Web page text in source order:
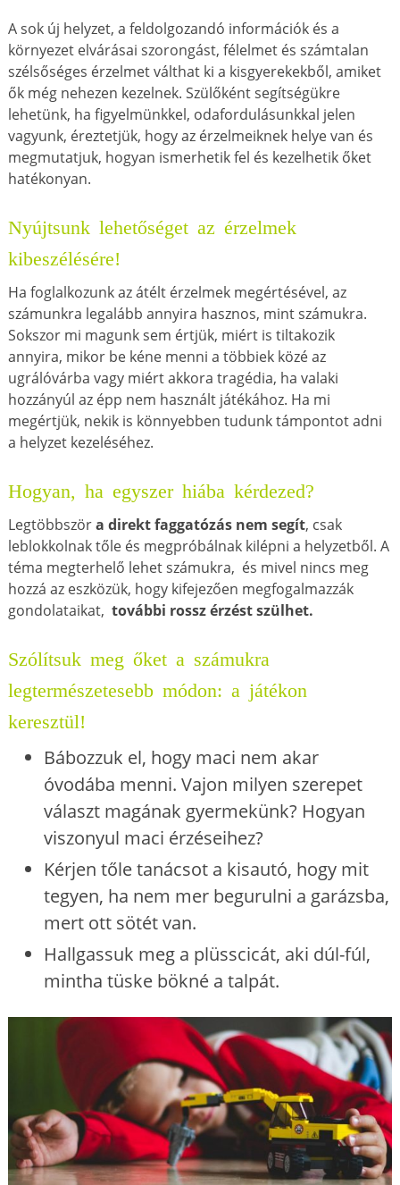
A sok új helyzet, a feldolgozandó információk és a
környezet elvárásai szorongást, félelmet és számtalan
szélsőséges érzelmet válthat ki a kisgyerekekből, amiket
ők még nehezen kezelnek. Szülőként segítségükre
lehetünk, ha figyelmünkkel, odafordulásunkkal jelen
vagyunk, éreztetjük, hogy az érzelmeiknek helye van és
megmutatjuk, hogyan ismerhetik fel és kezelhetik őket
hatékonyan.
Nyújtsunk lehetőséget az érzelmek
kibeszélésére!
Ha foglalkozunk az átélt érzelmek megértésével, az
számunkra legalább annyira hasznos, mint számukra.
Sokszor mi magunk sem értjük, miért is tiltakozik
annyira, mikor be kéne menni a többiek közé az
ugrálóvárba vagy miért akkora tragédia, ha valaki
hozzányúl az épp nem használt játékához. Ha mi
megértjük, nekik is könnyebben tudunk támpontot adni
a helyzet kezeléséhez.
Hogyan, ha egyszer hiába kérdezed?
Legtöbbszöra direkt faggatózás nem segít, csak
leblokkolnak tőle és megpróbálnak kilépni a helyzetből. A
téma megterhelő lehet számukra, és mivel nincs meg
hozzá az eszközük, hogy kifejezően megfogalmazzák
gondolataikat, további rossz érzést szülhet.
Szólítsuk meg őket a számukra
legtermészetesebb módon: a játékon
keresztül!
Bábozzuk el, hogy maci nem akar
óvodába menni. Vajon milyen szerepet
választ magának gyermekünk? Hogyan
viszonyul maci érzéseihez?
Kérjen tőle tanácsot a kisautó, hogy mit
tegyen, ha nem mer begurulni a garázsba,
mert ott sötét van.
Hallgassuk meg a plüsscicát, aki dúl-fúl,
mintha tüske bökné a talpát.